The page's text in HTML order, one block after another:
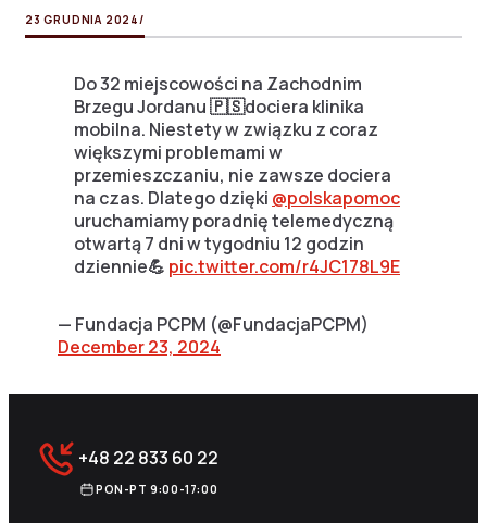
23 GRUDNIA 2024 /
Do 32 miejscowości na Zachodnim
Brzegu Jordanu 🇵🇸dociera klinika
mobilna. Niestety w związku z coraz
większymi problemami w
przemieszczaniu, nie zawsze dociera
na czas. Dlatego dzięki @polskapomoc
uruchamiamy poradnię telemedyczną
otwartą 7 dni w tygodniu 12 godzin
dziennie💪 pic.twitter.com/r4JC178L9E
— Fundacja PCPM (@FundacjaPCPM)
December 23, 2024
+48 22 833 60 22
PON-PT 9:00-17:00